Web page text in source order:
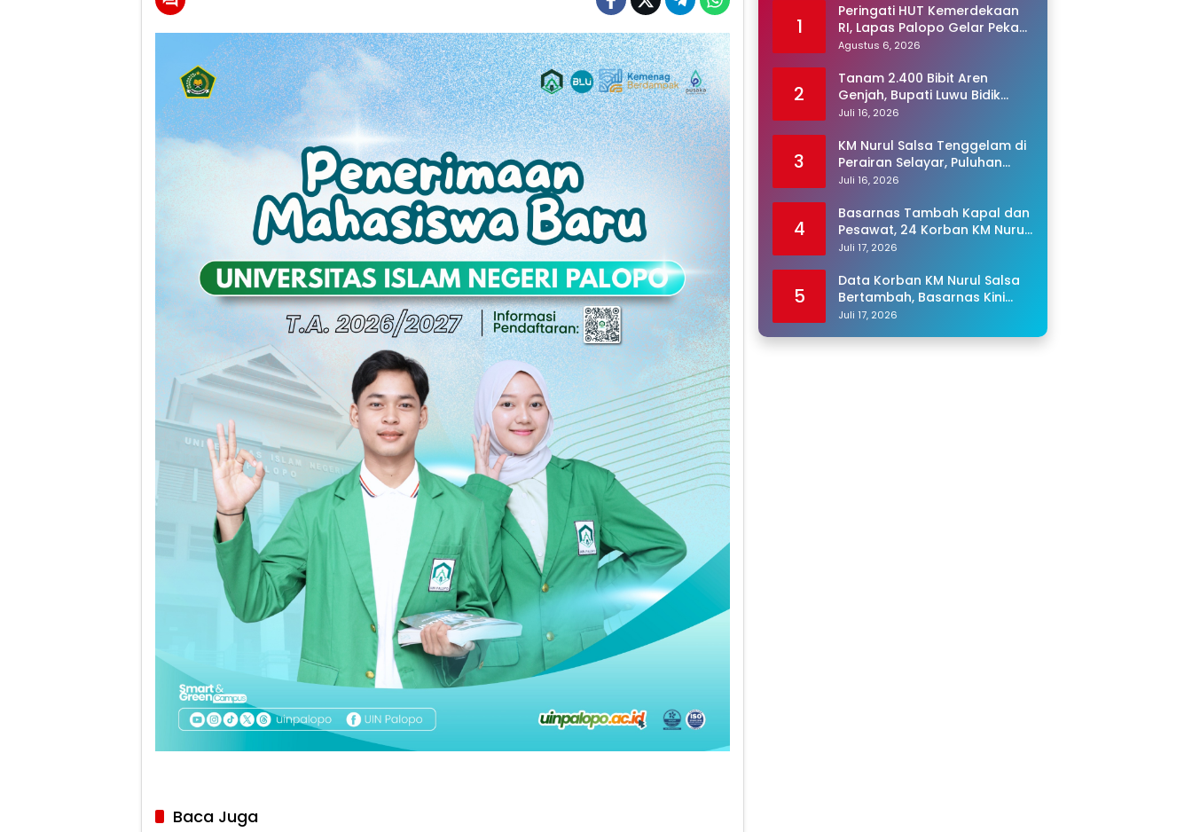
Baca Juga
1
Peringati HUT Kemerdekaan
RI, Lapas Palopo Gelar Pekan
Olahraga untuk Warga
Agustus 6, 2026
2
Tanam 2.400 Bibit Aren
Genjah, Bupati Luwu Bidik
Sentra Produksi Gula Aren
Juli 16, 2026
3
KM Nurul Salsa Tenggelam di
Perairan Selayar, Puluhan
Penumpang Masih Hilang
Juli 16, 2026
4
Basarnas Tambah Kapal dan
Pesawat, 24 Korban KM Nurul
Salsa Masih Dicari
Juli 17, 2026
5
Data Korban KM Nurul Salsa
Bertambah, Basarnas Kini
Cari 25 Orang yang Masih
Juli 17, 2026